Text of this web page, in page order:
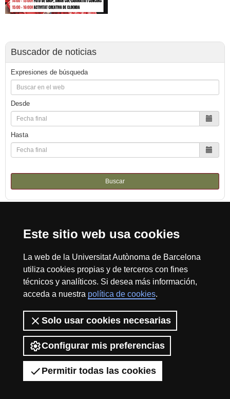
Este sitio web usa cookies
La web de la Universitat Autònoma de Barcelona
utiliza cookies propias y de terceros con fines
técnicos y analíticos. Si desea más información,
acceda a nuestra política de cookies.
Solo usar cookies necesarias
Configurar mis preferencias
Permitir todas las cookies
Buscador de noticias
Expresiones de búsqueda
Desde
Hasta
Buscar
Reconocimiento internacional de la excelencia
HR
in
Inicio Sobre el web Accesibilidad web Aviso Legal
privacidad
Protección de datos
construcción de una universidad más solidaria y más comprometida con
la realidad social, mediante la promoción de la participación voluntaria de
la comunidad universitaria como instrumento para la integración de
colectivos en riesgo de exclusión.